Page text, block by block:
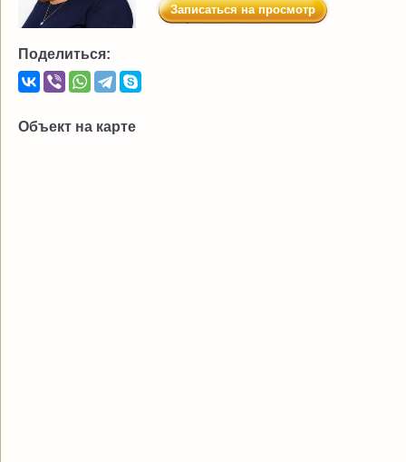
Записаться на просмотр
Поделиться:
Объект на карте